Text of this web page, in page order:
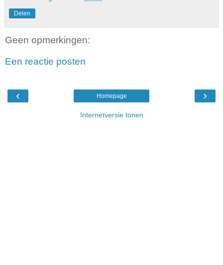
Delen
Geen opmerkingen:
Een reactie posten
‹ ›
Homepage
Internetversie tonen